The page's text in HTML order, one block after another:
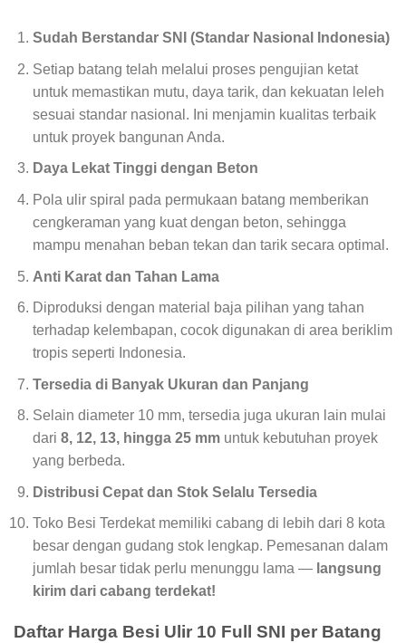
Sudah Berstandar SNI (Standar Nasional Indonesia)
Setiap batang telah melalui proses pengujian ketat
untuk memastikan mutu, daya tarik, dan kekuatan leleh
sesuai standar nasional. Ini menjamin kualitas terbaik
untuk proyek bangunan Anda.
Daya Lekat Tinggi dengan Beton
Pola ulir spiral pada permukaan batang memberikan
cengkeraman yang kuat dengan beton, sehingga
mampu menahan beban tekan dan tarik secara optimal.
Anti Karat dan Tahan Lama
Diproduksi dengan material baja pilihan yang tahan
terhadap kelembapan, cocok digunakan di area beriklim
tropis seperti Indonesia.
Tersedia di Banyak Ukuran dan Panjang
Selain diameter 10 mm, tersedia juga ukuran lain mulai
dari 8, 12, 13, hingga 25 mmuntuk kebutuhan proyek
yang berbeda.
Distribusi Cepat dan Stok Selalu Tersedia
Toko Besi Terdekat memiliki cabang di lebih dari 8 kota
besar dengan gudang stok lengkap. Pemesanan dalam
jumlah besar tidak perlu menunggu lama — langsung
kirim dari cabang terdekat!
Daftar Harga Besi Ulir 10 Full SNI per Batang